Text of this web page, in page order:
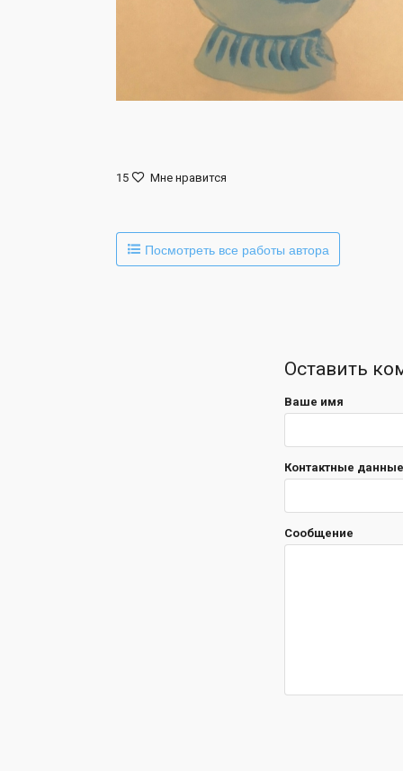
15 Мне нравится
Посмотреть все работы автора
Оставить
Ваше имя
Контактные
Сообщение